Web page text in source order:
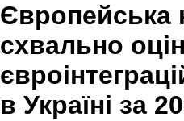
Європейська
схвально
в Україні за